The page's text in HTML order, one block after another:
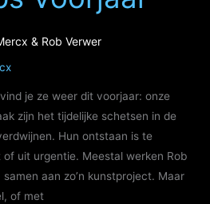
& Rob Verwer
je ze weer dit voorjaar: onze
zijn het tijdelijke schetsen in de
Hun ontstaan is te
uit urgentie. Meestal werken Rob
aan zo’n kunstproject. Maar
of met